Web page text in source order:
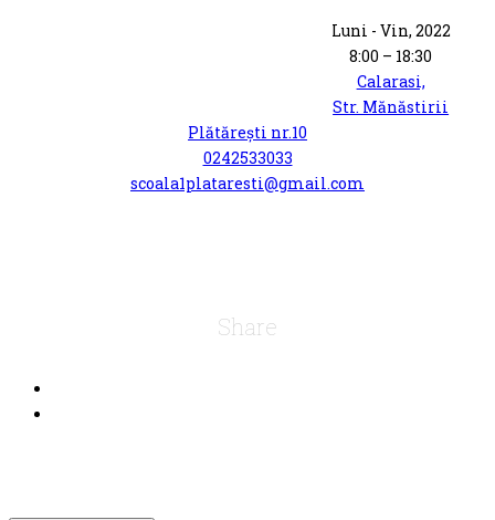
Luni - Vin, 2022
8:00 – 18:30
Calarasi,
Str. Mănăstirii
Plătărești nr.10
0242533033
scoala1plataresti@gmail.com
Share